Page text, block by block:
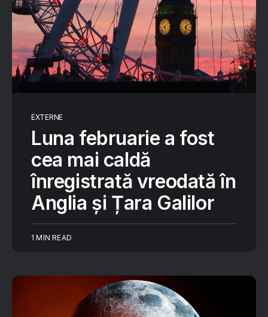
EXTERNE
Luna februarie a fost
cea mai caldă
înregistrată vreodată în
Anglia și Țara Galilor
1 MIN READ